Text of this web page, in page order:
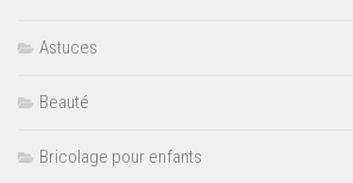
Astuces
Beauté
Bricolage pour enfants